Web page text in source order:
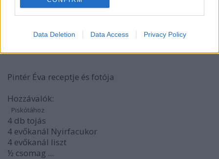
Data Deletion Data Access Privacy Policy
2013. június 28.
Pintér Éva receptje és fotója
Hozzávalók:
Piskótához
4 db tojás
4 evőkanál Nyirfacukor
4 evőkanál liszt
½ csomag ...